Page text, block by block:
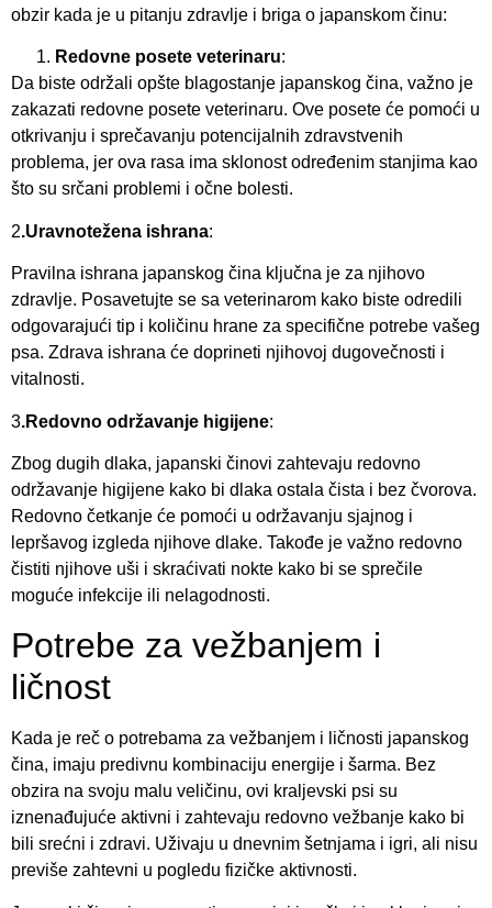
obzir kada je u pitanju zdravlje i briga o japanskom činu:
Redovne posete veterinaru:
Da biste održali opšte blagostanje japanskog čina, važno je
zakazati redovne posete veterinaru. Ove posete će pomoći u
otkrivanju i sprečavanju potencijalnih zdravstvenih
problema, jer ova rasa ima sklonost određenim stanjima kao
što su srčani problemi i očne bolesti.
2.Uravnotežena ishrana:
Pravilna ishrana japanskog čina ključna je za njihovo
zdravlje. Posavetujte se sa veterinarom kako biste odredili
odgovarajući tip i količinu hrane za specifične potrebe vašeg
psa. Zdrava ishrana će doprineti njihovoj dugovečnosti i
vitalnosti.
3.Redovno održavanje higijene:
Zbog dugih dlaka, japanski činovi zahtevaju redovno
održavanje higijene kako bi dlaka ostala čista i bez čvorova.
Redovno četkanje će pomoći u održavanju sjajnog i
lepršavog izgleda njihove dlake. Takođe je važno redovno
čistiti njihove uši i skraćivati nokte kako bi se sprečile
moguće infekcije ili nelagodnosti.
Potrebe za vežbanjem i
ličnost
Kada je reč o potrebama za vežbanjem i ličnosti japanskog
čina, imaju predivnu kombinaciju energije i šarma. Bez
obzira na svoju malu veličinu, ovi kraljevski psi su
iznenađujuće aktivni i zahtevaju redovno vežbanje kako bi
bili srećni i zdravi. Uživaju u dnevnim šetnjama i igri, ali nisu
previše zahtevni u pogledu fizičke aktivnosti.